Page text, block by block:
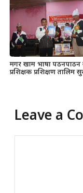
मगर खाम भाषा पठनपाठन
प्रशिक्षक प्रशिक्षण तालिम
Leave a